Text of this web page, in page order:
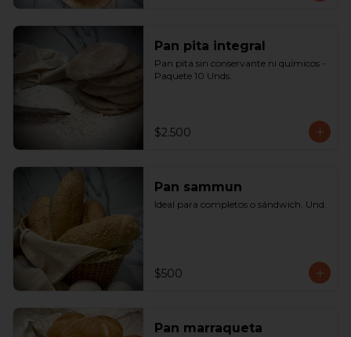
Pan pita integral
Pan pita sin conservante ni químicos -
Paquete 10 Unds.
$2.500
Pan sammun
Ideal para completos o sándwich. Und.
$500
Pan marraqueta